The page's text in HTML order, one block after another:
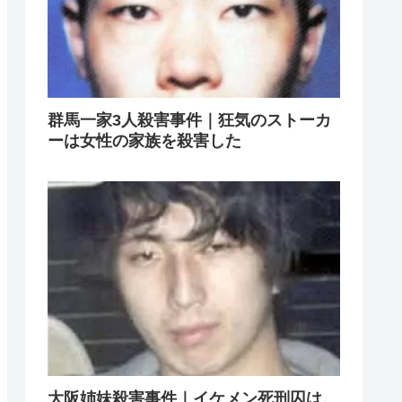
群馬一家3人殺害事件｜狂気のストーカ
ーは女性の家族を殺害した